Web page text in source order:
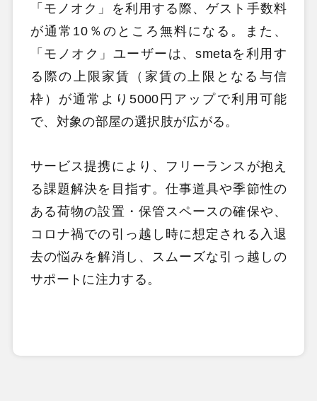
「モノオク」を利用する際、ゲスト手数料
が通常10％のところ無料になる。また、
「モノオク」ユーザーは、smetaを利用す
る際の上限家賃（家賃の上限となる与信
枠）が通常より5000円アップで利用可能
で、対象の部屋の選択肢が広がる。
サービス提携により、フリーランスが抱え
る課題解決を目指す。仕事道具や季節性の
ある荷物の設置・保管スペースの確保や、
コロナ禍での引っ越し時に想定される入退
去の悩みを解消し、スムーズな引っ越しの
サポートに注力する。